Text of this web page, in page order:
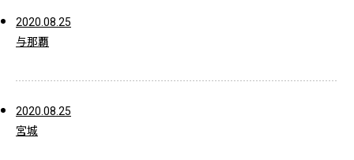
2020.08.25
与那覇
2020.08.25
宮城